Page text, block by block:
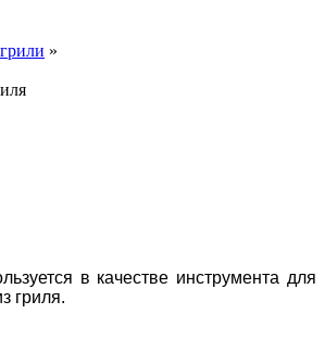
»
в качестве инструмента для
гриля.